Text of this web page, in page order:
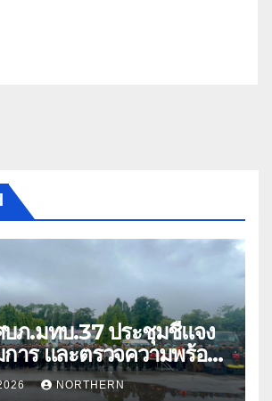
ภ.มทบ.37 ประชุมชี้แจง
การ และตรวจความพร้อม
รเทาสาธารณภัย
NORTHERN